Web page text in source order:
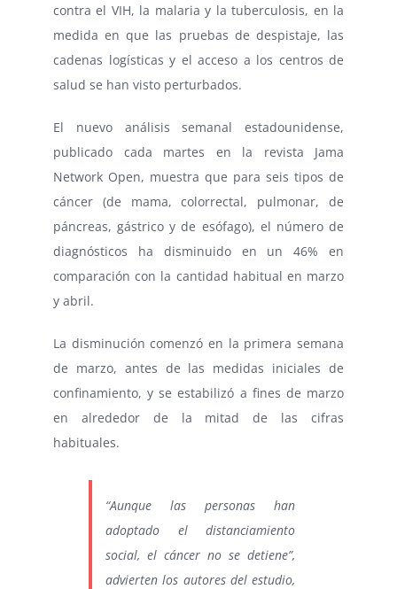
contra el VIH, la malaria y la tuberculosis, en la
medida en que las pruebas de despistaje, las
cadenas logísticas y el acceso a los centros de
salud se han visto perturbados.
El nuevo análisis semanal estadounidense,
publicado cada martes en la revista Jama
Network Open, muestra que para seis tipos de
cáncer (de mama, colorrectal, pulmonar, de
páncreas, gástrico y de esófago), el número de
diagnósticos ha disminuido en un 46% en
comparación con la cantidad habitual en marzo
y abril.
La disminución comenzó en la primera semana
de marzo, antes de las medidas iniciales de
confinamiento, y se estabilizó a fines de marzo
en alrededor de la mitad de las cifras
habituales.
“Aunque las personas han
adoptado el distanciamiento
social, el cáncer no se detiene”,
advierten los autores del estudio,